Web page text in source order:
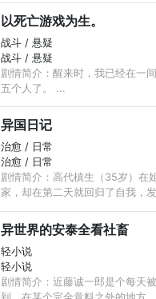
以死亡游戏为生。
战斗 / 悬疑
战斗 / 悬疑
剧情简介：醒来时，我已经在一
五个人了。 ...
异国日记
治愈 / 日常
治愈 / 日常
剧情简介：高代槙生（35岁）在
家，却在第二天就回归了自我，
异世界的安泰全看社畜
轻小说
轻小说
剧情简介：近藤诚一郎是个每天